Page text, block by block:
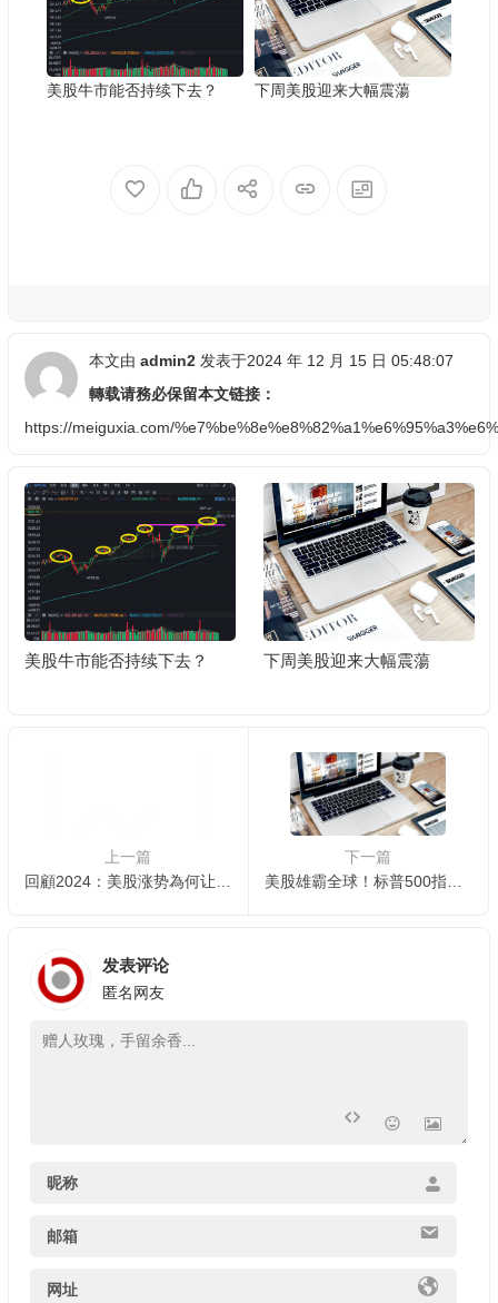
美股牛市能否持续下去？ 下周美股迎来大幅震蕩
本文由 admin2 发表于2024 年 12 月 15 日 05:48:07
轉载请務必保留本文链接：
https://meiguxia.com/
下周美股迎来大幅震蕩
【美股周報】标普、納指再
上一篇
回顧2024：美股涨势為何让華尔街都驚掉下巴？
下一篇
美股雄霸全球！标普500指數在全球股市总市值占比超过50%
发表评论
匿名网友
昵称
邮箱
网址